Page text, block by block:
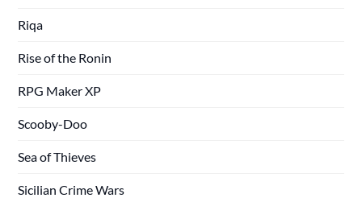
Riqa
Rise of the Ronin
RPG Maker XP
Scooby-Doo
Sea of Thieves
Sicilian Crime Wars